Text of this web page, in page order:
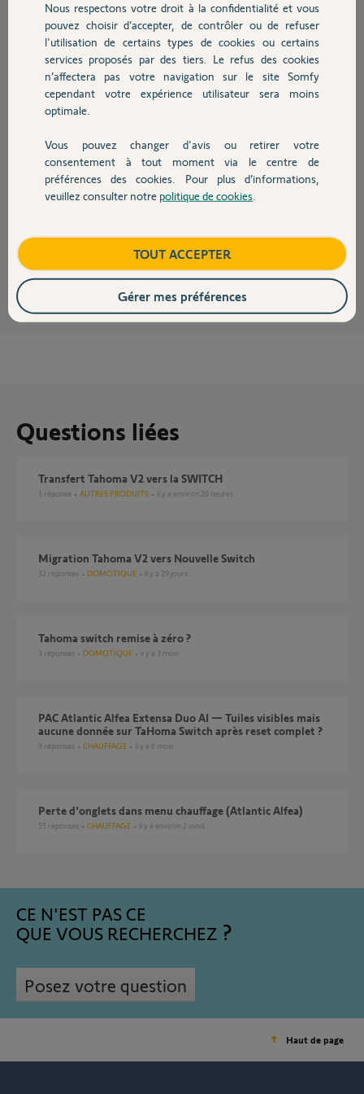
Chauffage
Autres produits
Devis avec un pro
Contact
Arlette C.
il y a environ 2 ans
Participer au fil de discussion
Réponses
Bonsoir
Connectez vous avec vos identifiants sur le site de Somfy pour voir si
Questions liées
Transfert Tahoma V2 vers la SWITCH
1 réponse AUTRES PRODUITS il y a environ 20 heures
Migration Tahoma V2 vers Nouvelle Switch
32 réponses DOMOTIQUE il y a 29 jours
Tahoma switch remise à zéro ?
3 réponses DOMOTIQUE il y a 3 mois
PAC Atlantic Alfea Extensa Duo AI — Tuiles visibles mais
aucune donnée sur TaHoma Switch après reset complet ?
9 réponses CHAUFFAGE il y a 6 mois
Perte d'onglets dans menu chauffage (Atlantic Alfea)
55 réponses CHAUFFAGE il y a environ 2 mois
CE N'EST PAS CE
QUE VOUS RECHERCHEZ
Posez votre question
Haut de page
Nous respectons votre droit à la confidentialité et vous
pouvez choisir d’accepter, de contrôler ou de refuser
l'utilisation de certains types de cookies ou certains
services proposés par des tiers. Le refus des cookies
n’affectera pas votre navigation sur le site Somfy
cependant votre expérience utilisateur sera moins
optimale.
Vous pouvez changer d'avis ou retirer votre
consentement à tout moment via le centre de
préférences des cookies. Pour plus d’informations,
veuillez consulter notre politique de cookies
TOUT ACCEPTER
Gérer mes préférences